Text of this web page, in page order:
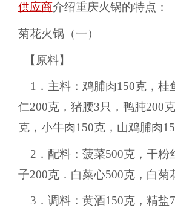
供应商介绍重庆火锅的特点：
菊花火锅（一）
【原料】
1．主料：鸡脯肉150克，桂
仁200克，猪腰3只，鸭肫200
克，小牛肉150克，山鸡脯肉
2．配料：菠菜500克，干粉
子200克．白菜心500克，白菊
3．调料：黄酒150克，精盐